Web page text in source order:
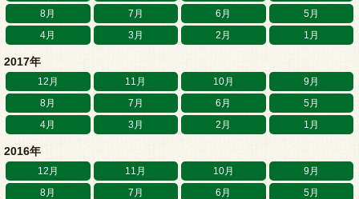
8月
7月 6月
5月
4月
3月 2月 1月
2017年
12月 11月 10月
9月
8月
7月 6月
5月
4月
3月 2月 1月
2016年
12月 11月 10月
9月
8月
7月 6月
5月